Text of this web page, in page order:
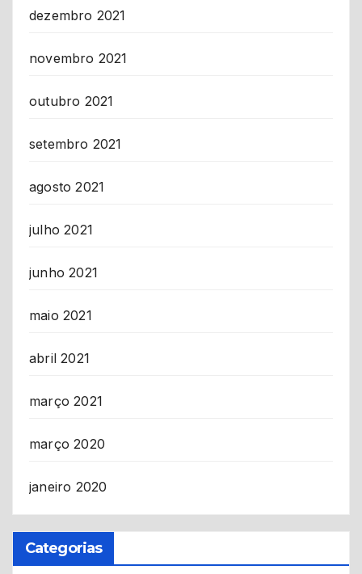
dezembro 2021
novembro 2021
outubro 2021
setembro 2021
agosto 2021
julho 2021
junho 2021
maio 2021
abril 2021
março 2021
março 2020
janeiro 2020
Categorias